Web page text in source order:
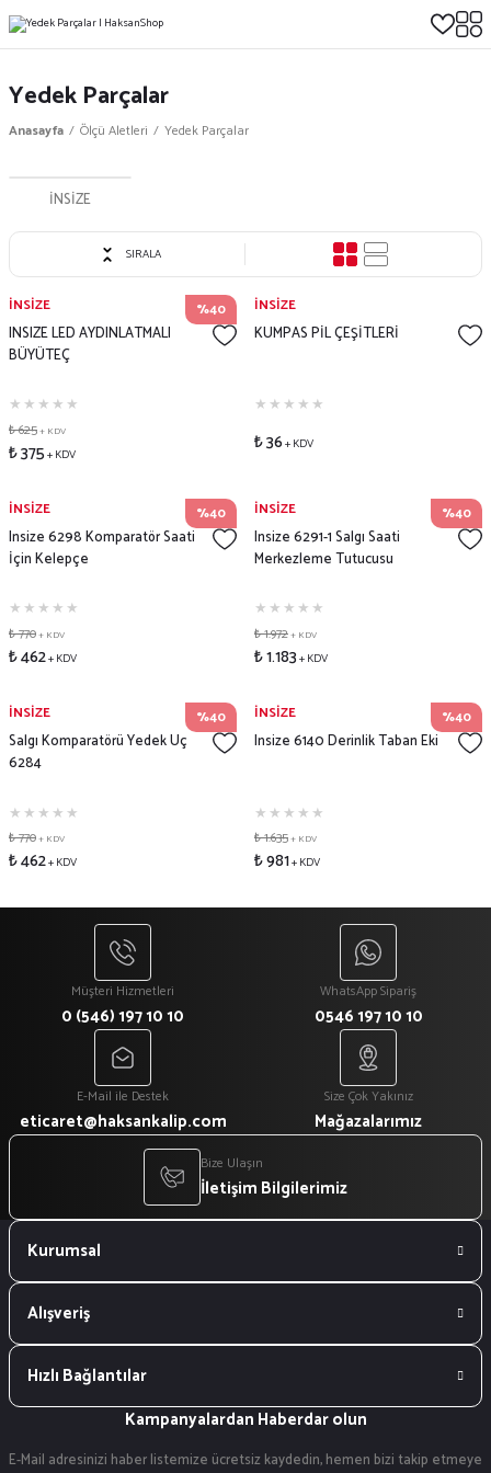
Yedek Parçalar
Anasayfa Ölçü Aletleri Yedek Parçalar
İNSİZE
SIRALA
%40
İNSİZE
INSIZE LED AYDINLATMALI
BÜYÜTEÇ
₺ 625+ KDV
₺ 375+ KDV
İNSİZE
KUMPAS PİL ÇEŞİTLERİ
₺ 36+ KDV
%40
İNSİZE
Insize 6298 Komparatör Saati
İçin Kelepçe
₺ 770+ KDV
₺ 462+ KDV
%40
İNSİZE
Insize 6291-1 Salgı Saati
Merkezleme Tutucusu
₺ 1.972+ KDV
₺ 1.183+ KDV
%40
İNSİZE
Salgı Komparatörü Yedek Uç
6284
₺ 770+ KDV
₺ 462+ KDV
%40
İNSİZE
Insize 6140 Derinlik Taban Eki
₺ 1.635+ KDV
₺ 981+ KDV
Müşteri Hizmetleri
0 (546) 197 10 10
WhatsApp Sipariş
0546 197 10 10
E-Mail ile Destek
eticaret@haksankalip.com
Size Çok Yakınız
Mağazalarımız
Bize Ulaşın
İletişim Bilgilerimiz
Kurumsal
Alışveriş
Hızlı Bağlantılar
Kampanyalardan Haberdar olun
E-Mail adresinizi haber listemize ücretsiz kaydedin, hemen bizi takip etmeye